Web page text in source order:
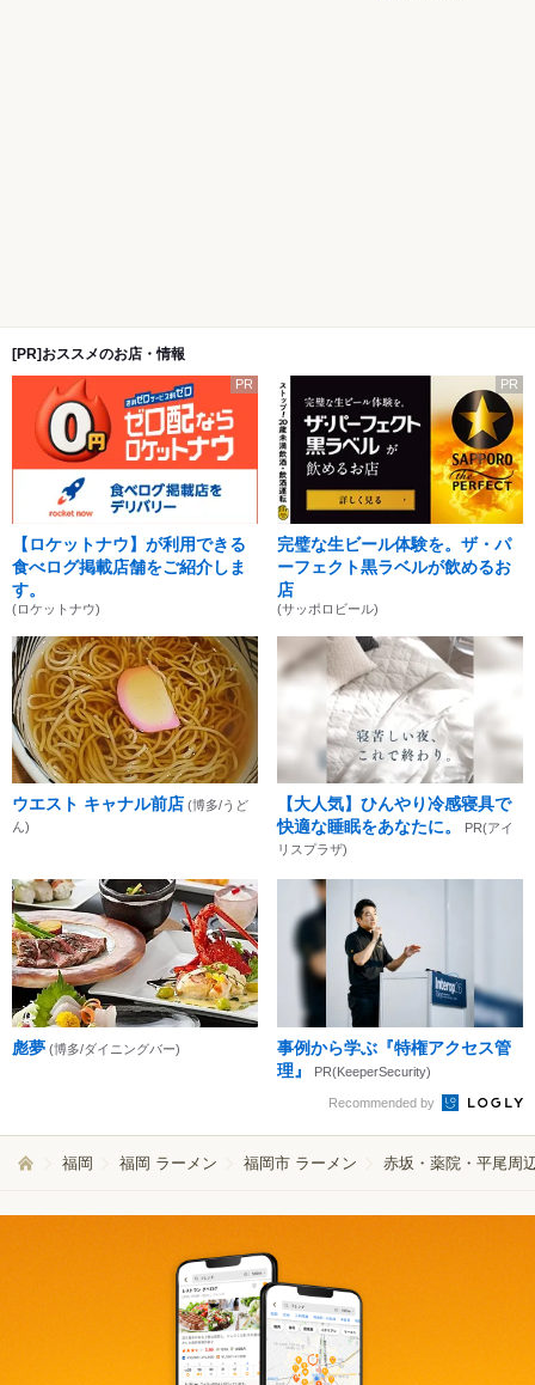
[PR]おススメのお店・情報
PR
【ロケットナウ】が利用できる
食べログ掲載店舗をご紹介しま
す。
(ロケットナウ)
PR
完璧な生ビール体験を。ザ・パ
ーフェクト黒ラベルが飲めるお
店
(サッポロビール)
ウエスト キャナル前店 (博多/うど
ん)
【大人気】ひんやり冷感寝具で
快適な睡眠をあなたに。
PR(アイ
リスプラザ)
彪夢 (博多/ダイニングバー)
事例から学ぶ『特権アクセス管
理』
PR(KeeperSecurity)
Recommended by
福岡 福岡 ラーメン 福岡市 ラーメン 赤坂・薬院・平尾周